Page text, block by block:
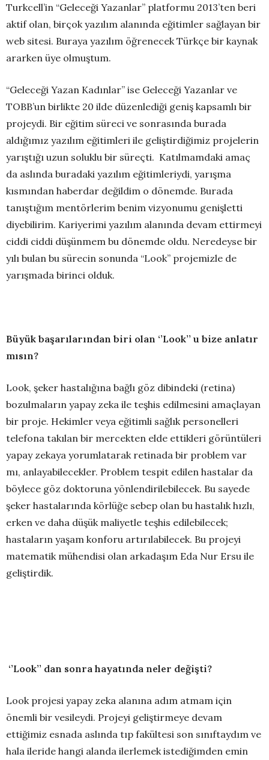
Turkcell’in “Geleceği Yazanlar” platformu 2013’ten beri
aktif olan, birçok yazılım alanında eğitimler sağlayan bir
web sitesi. Buraya yazılım öğrenecek Türkçe bir kaynak
ararken üye olmuştum.
“Geleceği Yazan Kadınlar” ise Geleceği Yazanlar ve
TOBB’un birlikte 20 ilde düzenlediği geniş kapsamlı bir
projeydi. Bir eğitim süreci ve sonrasında burada
aldığımız yazılım eğitimleri ile geliştirdiğimiz projelerin
yarıştığı uzun soluklu bir süreçti. Katılmamdaki amaç
da aslında buradaki yazılım eğitimleriydi, yarışma
kısmından haberdar değildim o dönemde. Burada
tanıştığım mentörlerim benim vizyonumu genişletti
diyebilirim. Kariyerimi yazılım alanında devam ettirmeyi
ciddi ciddi düşünmem bu dönemde oldu. Neredeyse bir
yılı bulan bu sürecin sonunda “Look” projemizle de
yarışmada birinci olduk.
Büyük başarılarından biri olan ‘’Look’’ u bize anlatır
mısın?
Look, şeker hastalığına bağlı göz dibindeki (retina)
bozulmaların yapay zeka ile teşhis edilmesini amaçlayan
bir proje. Hekimler veya eğitimli sağlık personelleri
telefona takılan bir mercekten elde ettikleri görüntüleri
yapay zekaya yorumlatarak retinada bir problem var
mı, anlayabilecekler. Problem tespit edilen hastalar da
böylece göz doktoruna yönlendirilebilecek. Bu sayede
şeker hastalarında körlüğe sebep olan bu hastalık hızlı,
erken ve daha düşük maliyetle teşhis edilebilecek;
hastaların yaşam konforu artırılabilecek. Bu projeyi
matematik mühendisi olan arkadaşım Eda Nur Ersu ile
geliştirdik.
‘’Look’’ dan sonra hayatında neler değişti?
Look projesi yapay zeka alanına adım atmam için
önemli bir vesileydi. Projeyi geliştirmeye devam
ettiğimiz esnada aslında tıp fakültesi son sınıftaydım ve
hala ileride hangi alanda ilerlemek istediğimden emin